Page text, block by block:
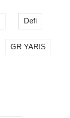
Defi
GR YARIS